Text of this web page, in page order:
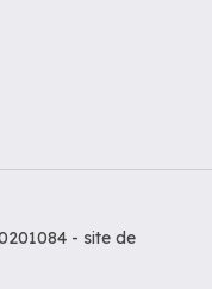
- site de